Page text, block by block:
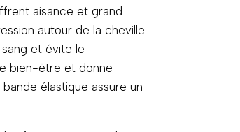
aisance et grand
autour de la cheville
et évite le
bien-être et donne
élastique assure un